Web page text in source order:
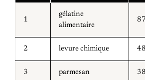
1
gélatine
alimentaire
2 levure chimique
3 parmesan